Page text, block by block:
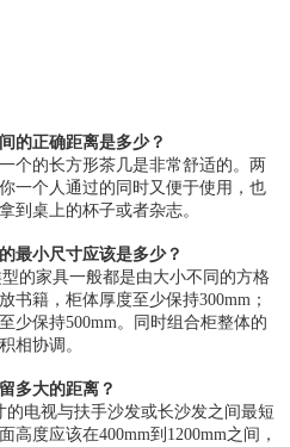
的正确距离是多少？
个的长方形茶几是非常舒适的。两
一个人通过的同时又便于使用，也
到桌上的杯子或者杂志。
最小尺寸应该是多少？
的家具一般都是由大小不同的方格
书籍，柜体厚度至少保持300mm；
少保持500mm。同时组合柜整体的
相协调。
多大的距离？
电视与扶手沙发或长沙发之间最短
度应该在400mm到1200mm之间，